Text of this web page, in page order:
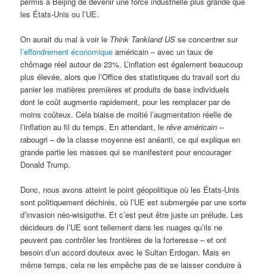
les États-Unis ou l’UE.
On aurait du mal à voir le Think Tankland US se concentrer sur
l’effondrement économique américain – avec un taux de
chômage réel autour de 23%. L’inflation est également beaucoup
plus élevée, alors que l’Office des statistiques du travail sort du
panier les matières premières et produits de base individuels
dont le coût augmente rapidement, pour les remplacer par de
moins coûteux. Cela biaise de moitié l’augmentation réelle de
l’inflation au fil du temps. En attendant, lerêve américain –
rabougri – de la classe moyenne est anéanti, ce qui explique en
grande partie les masses qui se manifestent pour encourager
Donald Trump.
Donc, nous avons atteint le point géopolitique où les États-Unis
sont politiquement déchirés, où l’UE est submergée par une sorte
d’invasion néo-wisigothe. Et c’est peut être juste un prélude. Les
décideurs de l’UE sont tellement dans les nuages qu’ils ne
peuvent pas contrôler les frontières de la forteresse – et ont
besoin d’un accord douteux avec le Sultan Erdogan. Mais en
même temps, cela ne les empêche pas de se laisser conduire à